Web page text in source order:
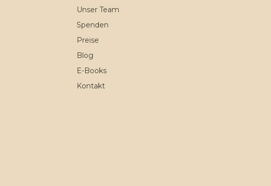
Unser Team
Spenden
Preise
Blog
E-Books
Kontakt